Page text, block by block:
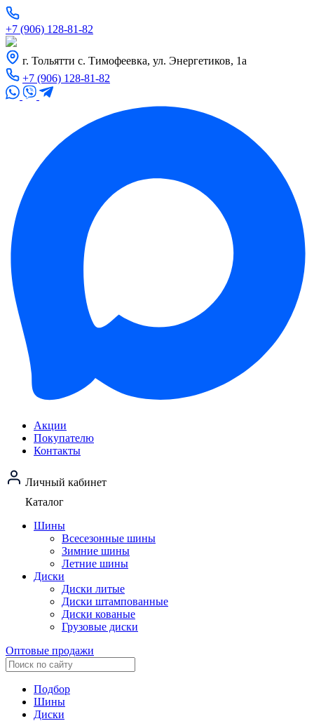
+7 (906) 128-81-82
г. Тольятти с. Тимофеевка, ул. Энергетиков, 1а
+7 (906) 128-81-82
Акции
Покупателю
Контакты
Личный кабинет
Каталог
Шины
Всесезонные шины
Зимние шины
Летние шины
Диски
Диски литые
Диски штампованные
Диски кованые
Грузовые диски
Оптовые продажи
Подбор
Шины
Диски